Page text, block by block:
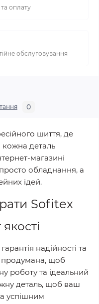
оплату
обслуговування
0
шиття, де
кожна деталь
магазині
обладнання, а
ідей.
Sofitex
надійності та
продумана, щоб
роботу та ідеальний
деталь, щоб ваш
успішним